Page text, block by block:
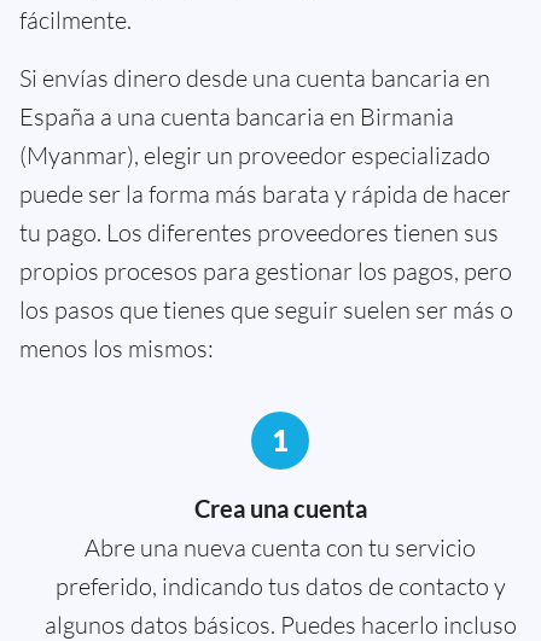
fácilmente.
Si envías dinero desde una cuenta bancaria en
España a una cuenta bancaria en Birmania
(Myanmar), elegir un proveedor especializado
puede ser la forma más barata y rápida de hacer
tu pago. Los diferentes proveedores tienen sus
propios procesos para gestionar los pagos, pero
los pasos que tienes que seguir suelen ser más o
menos los mismos:
1
Crea una cuenta
Abre una nueva cuenta con tu servicio
preferido, indicando tus datos de contacto y
algunos datos básicos. Puedes hacerlo incluso